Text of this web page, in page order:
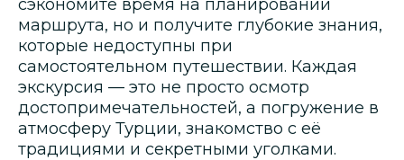
сэкономите время на планировании
маршрута, но и получите глубокие знания,
которые недоступны при
самостоятельном путешествии. Каждая
экскурсия — это не просто осмотр
достопримечательностей, а погружение в
атмосферу Турции, знакомство с её
традициями и секретными уголками.